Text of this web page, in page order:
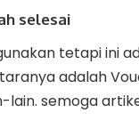
selesai
tetapi ini
adalah
lain. semoga